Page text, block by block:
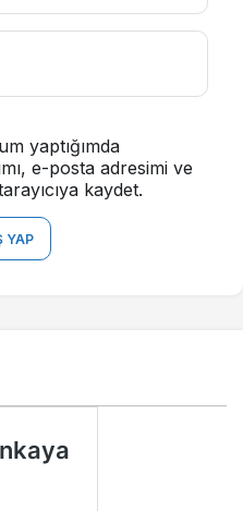
yaptığımda
e-posta adresimi ve
kaydet.
YAP